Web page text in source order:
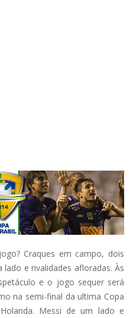
Craques em campo, dois
e rivalidades afloradas. Às
e o jogo sequer será
na semi-final da ultima Copa
Messi de um lado e